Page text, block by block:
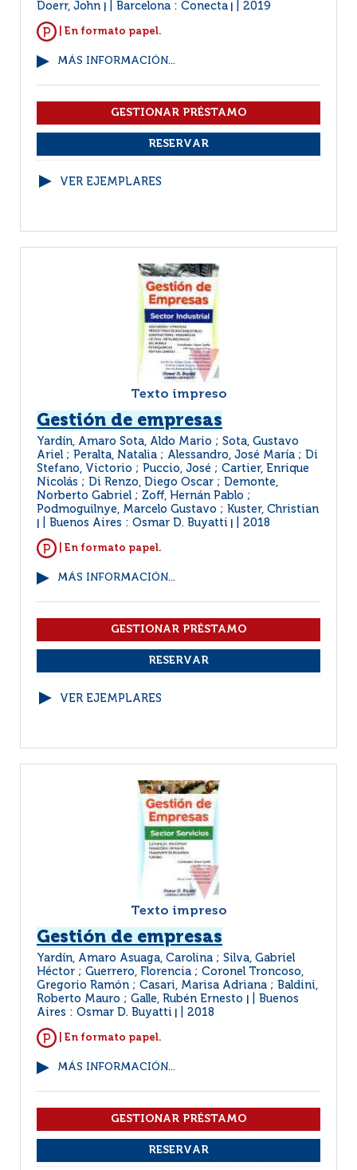
Doerr, John Barcelona : Conecta 2019
| En formato papel.
MÁS INFORMACIÓN...
VER EJEMPLARES
Texto impreso
Gestión de empresas
Yardín, Amaro Sota, Aldo Mario ; Sota, Gustavo
Ariel ; Peralta, Natalia ; Alessandro, José María ; Di
Stefano, Victorio ; Puccio, José ; Cartier, Enrique
Nicolás ; Di Renzo, Diego Oscar ; Demonte,
Norberto Gabriel ; Zoff, Hernán Pablo ;
Podmoguilnye, Marcelo Gustavo ; Kuster, Christian
Buenos Aires : Osmar D. Buyatti 2018
| En formato papel.
MÁS INFORMACIÓN...
VER EJEMPLARES
Texto impreso
Gestión de empresas
Yardín, Amaro Asuaga, Carolina ; Silva, Gabriel
Héctor ; Guerrero, Florencia ; Coronel Troncoso,
Gregorio Ramón ; Casari, Marisa Adriana ; Baldini,
Roberto Mauro ; Galle, Rubén Ernesto
Buenos
Aires : Osmar D. Buyatti
2018
| En formato papel.
MÁS INFORMACIÓN...